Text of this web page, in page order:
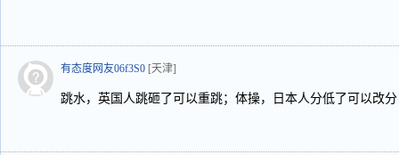
有态度网友06f3S0 [天津]
跳水，英国人跳砸了可以重跳；体操，日本人分低了可以改